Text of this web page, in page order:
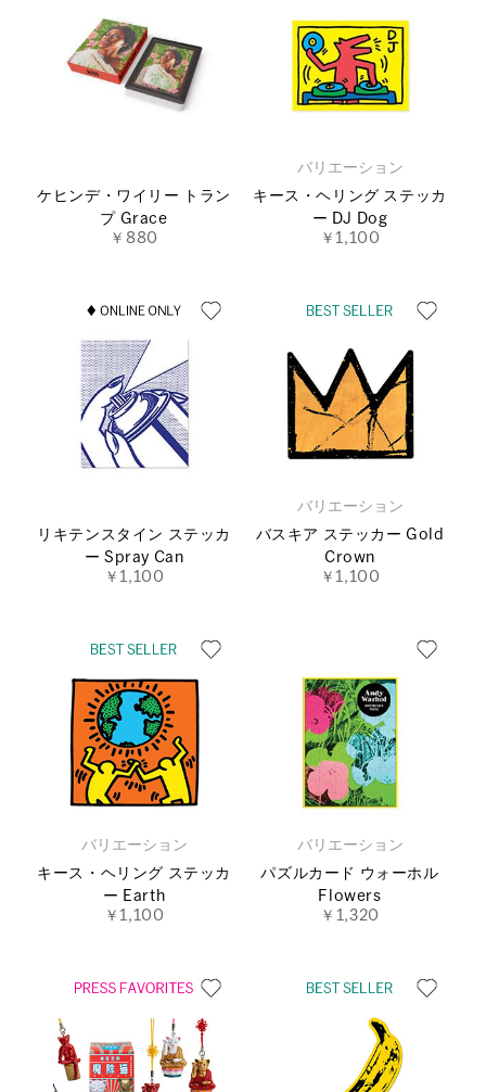
ケヒンデ・ワイリー トラン
プ Grace
￥880
バリエーション
キース・ヘリング ステッカ
ー DJ Dog
￥1,100
リキテンスタイン ステッカ
ー Spray Can
￥1,100
バリエーション
バスキア ステッカー Gold
Crown
￥1,100
バリエーション
キース・ヘリング ステッカ
ー Earth
￥1,100
バリエーション
パズルカード ウォーホル
Flowers
￥1,320